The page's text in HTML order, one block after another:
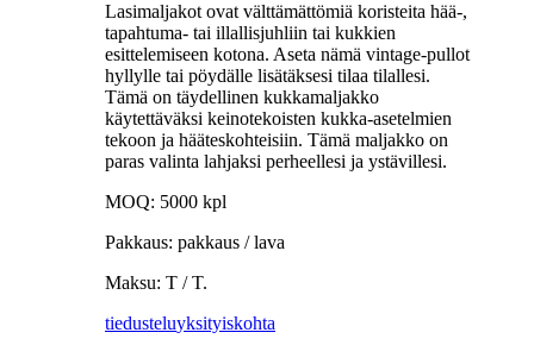
Lasimaljakot ovat välttämättömiä koristeita hää-,
tapahtuma- tai illallisjuhliin tai kukkien
esittelemiseen kotona. Aseta nämä vintage-pullot
hyllylle tai pöydälle lisätäksesi tilaa tilallesi.
Tämä on täydellinen kukkamaljakko
käytettäväksi keinotekoisten kukka-asetelmien
tekoon ja hääteskohteisiin. Tämä maljakko on
paras valinta lahjaksi perheellesi ja ystävillesi.
MOQ: 5000 kpl
Pakkaus: pakkaus / lava
Maksu: T / T.
tiedusteluyksityiskohta